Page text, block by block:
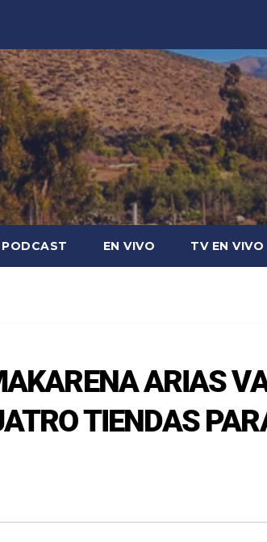
PODCAST EN VIVO TV EN VIVO
ARIAS
TIENDAS